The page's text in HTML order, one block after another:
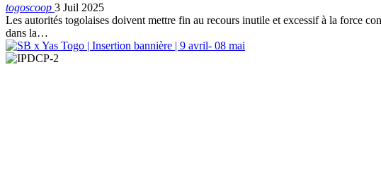
togoscoop 3 Juil 2025
Les autorités togolaises doivent mettre fin au recours inutile et excessif à la force
dans la…